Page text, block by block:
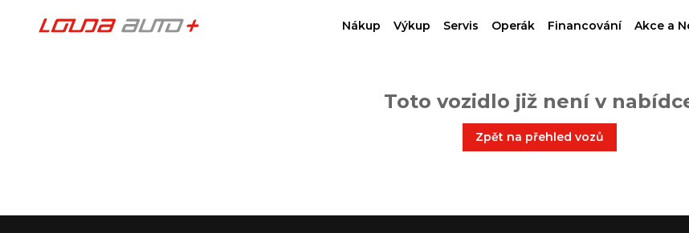
Nákup Výkup Servis Operák Financování Akce a
Toto vozidlo již není v
Zpět na přehled vozů